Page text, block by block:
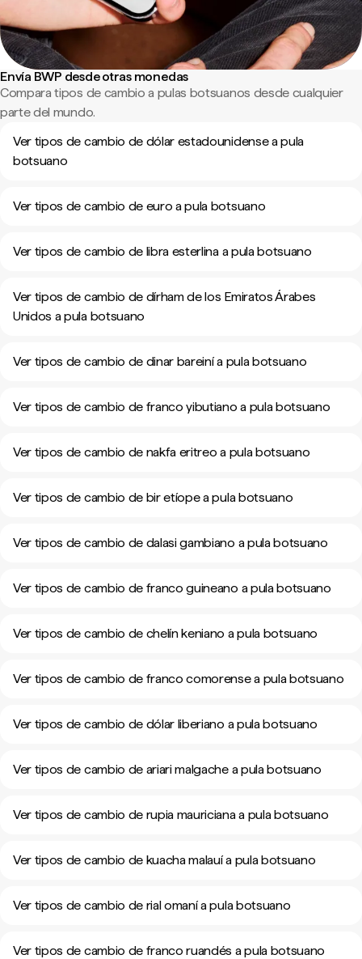
Envía BWP desde otras monedas
Compara tipos de cambio a pulas botsuanos desde cualquier
parte del mundo.
Ver tipos de cambio de dólar estadounidense a pula
botsuano
Ver tipos de cambio de euro a pula botsuano
Ver tipos de cambio de libra esterlina a pula botsuano
Ver tipos de cambio de dírham de los Emiratos Árabes
Unidos a pula botsuano
Ver tipos de cambio de dinar bareiní a pula botsuano
Ver tipos de cambio de franco yibutiano a pula botsuano
Ver tipos de cambio de nakfa eritreo a pula botsuano
Ver tipos de cambio de bir etíope a pula botsuano
Ver tipos de cambio de dalasi gambiano a pula botsuano
Ver tipos de cambio de franco guineano a pula botsuano
Ver tipos de cambio de chelín keniano a pula botsuano
Ver tipos de cambio de franco comorense a pula botsuano
Ver tipos de cambio de dólar liberiano a pula botsuano
Ver tipos de cambio de ariari malgache a pula botsuano
Ver tipos de cambio de rupia mauriciana a pula botsuano
Ver tipos de cambio de kuacha malauí a pula botsuano
Ver tipos de cambio de rial omaní a pula botsuano
Ver tipos de cambio de franco ruandés a pula botsuano